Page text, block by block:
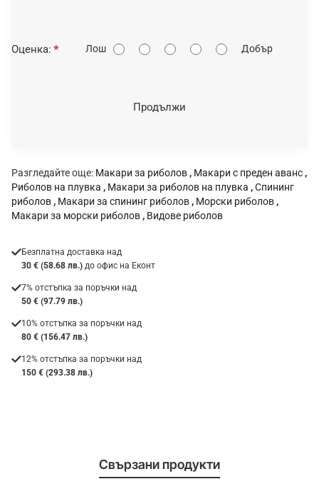
О
Оценка: Лош Добър
Продължи
Разгледайте още: Макари за риболов , Макари с преден аванс ,
Риболов на плувка , Макари за риболов на плувка ,Спининг
риболов , Макари за спининг риболов , Морски риболов ,
Макари за морски риболов , Видове риболов
Безплатна доставка над
30 € (58.68 лв.) до офис на Еконт
7% отстъпка за поръчки над
50 € (97.79 лв.)
10% отстъпка за поръчки над
80 € (156.47 лв.)
12% отстъпка за поръчки над
150 € (293.38 лв.)
Свързани продукти